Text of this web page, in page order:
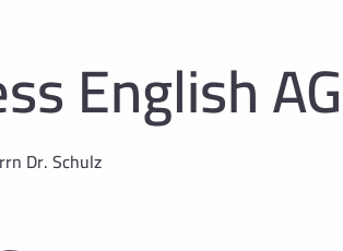
English AG
Dr. Schulz